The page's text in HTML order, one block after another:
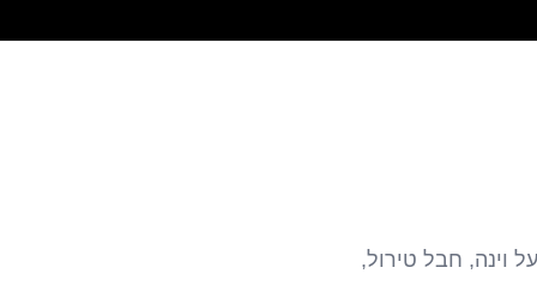
וינה, חבל טירול,